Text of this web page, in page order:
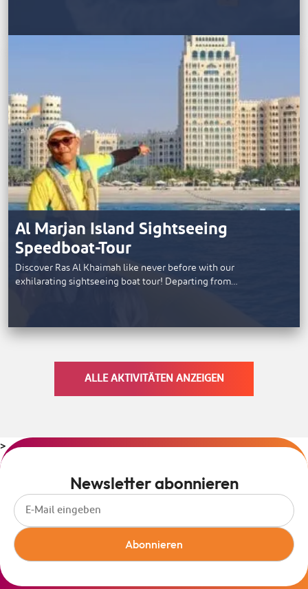
Al Marjan Island Sightseeing
Speedboat-Tour
Discover Ras Al Khaimah like never before with our
exhilarating sightseeing boat tour! Departing from…
ALLE AKTIVITÄTEN ANZEIGEN
>
Newsletter abonnieren
Abonnieren